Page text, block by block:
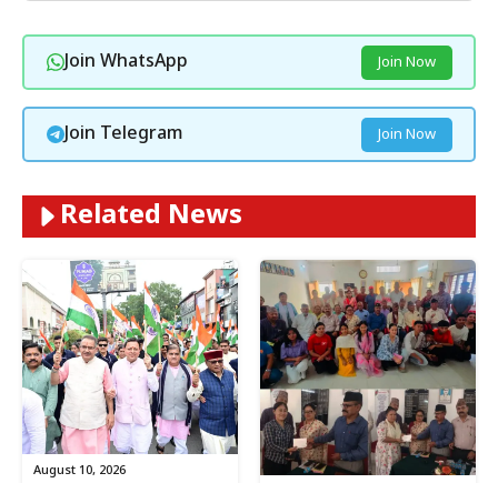
Join WhatsApp Join Now
Join Telegram Join Now
Related News
August 10, 2026